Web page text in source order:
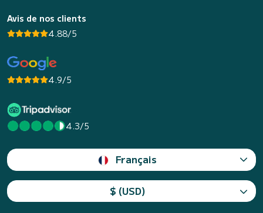
Avis de nos clients
4.88/5
4.9/5
4.3/5
Français
$ (USD)